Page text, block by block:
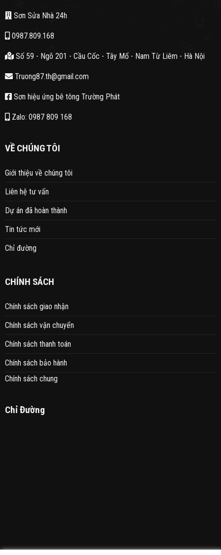
Sơn Sửa Nhà 24h
0987.809.168
Số 59 - Ngõ 201 - Cầu Cốc - Tây Mổ - Nam Từ Liêm - Hà Nội
Truong87.th@gmail.com
Sơn hiệu ứng bê tông Trường Phát
Zalo: 0987 809 168
VỀ CHÚNG TÔI
Giới thiệu về chúng tôi
Liên hệ tư vấn
Dự án đã hoàn thành
Tin tức mới
Chỉ đường
CHÍNH SÁCH
Chính sách giao nhận
Chính sách vận chuyển
Chính sách thanh toán
Chính sách bảo hành
Chính sách chung
Chỉ Đường